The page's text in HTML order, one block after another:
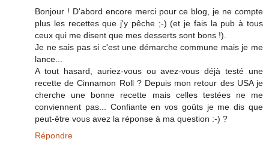
Bonjour ! D'abord encore merci pour ce blog, je ne compte
plus les recettes que j'y pêche ;-) (et je fais la pub à tous
ceux qui me disent que mes desserts sont bons !).
Je ne sais pas si c'est une démarche commune mais je me
lance...
A tout hasard, auriez-vous ou avez-vous déjà testé une
recette de Cinnamon Roll ? Depuis mon retour des USA je
cherche une bonne recette mais celles testées ne me
conviennent pas... Confiante en vos goûts je me dis que
peut-être vous avez la réponse à ma question :-) ?
Répondre